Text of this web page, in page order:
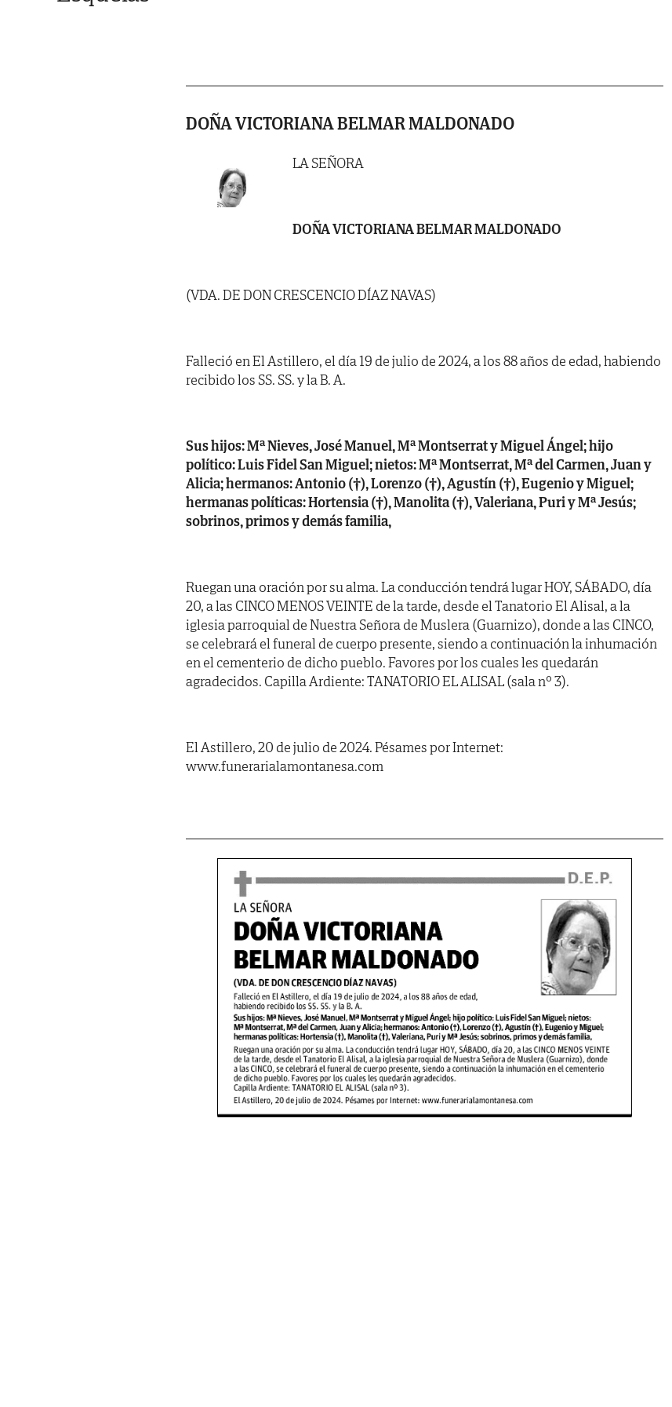
DOÑA VICTORIANA BELMAR MALDONADO
LA SEÑORA
DOÑA VICTORIANA BELMAR MALDONADO
(VDA. DE DON CRESCENCIO DÍAZ NAVAS)
Falleció en El Astillero, el día 19 de julio de 2024, a los 88 años de edad, habiendo
recibido los SS. SS. y la B. A.
Sus hijos: Mª Nieves, José Manuel, Mª Montserrat y Miguel Ángel; hijo
político: Luis Fidel San Miguel; nietos: Mª Montserrat, Mª del Carmen, Juan y
Alicia; hermanos: Antonio (†), Lorenzo (†), Agustín (†), Eugenio y Miguel;
hermanas políticas: Hortensia (†), Manolita (†), Valeriana, Puri y Mª Jesús;
sobrinos, primos y demás familia,
Ruegan una oración por su alma. La conducción tendrá lugar HOY, SÁBADO, día
20, a las CINCO MENOS VEINTE de la tarde, desde el Tanatorio El Alisal, a la
iglesia parroquial de Nuestra Señora de Muslera (Guarnizo), donde a las CINCO,
se celebrará el funeral de cuerpo presente, siendo a continuación la inhumación
en el cementerio de dicho pueblo. Favores por los cuales les quedarán
agradecidos. Capilla Ardiente: TANATORIO EL ALISAL (sala nº 3).
El Astillero, 20 de julio de 2024. Pésames por Internet:
www.funerarialamontanesa.com